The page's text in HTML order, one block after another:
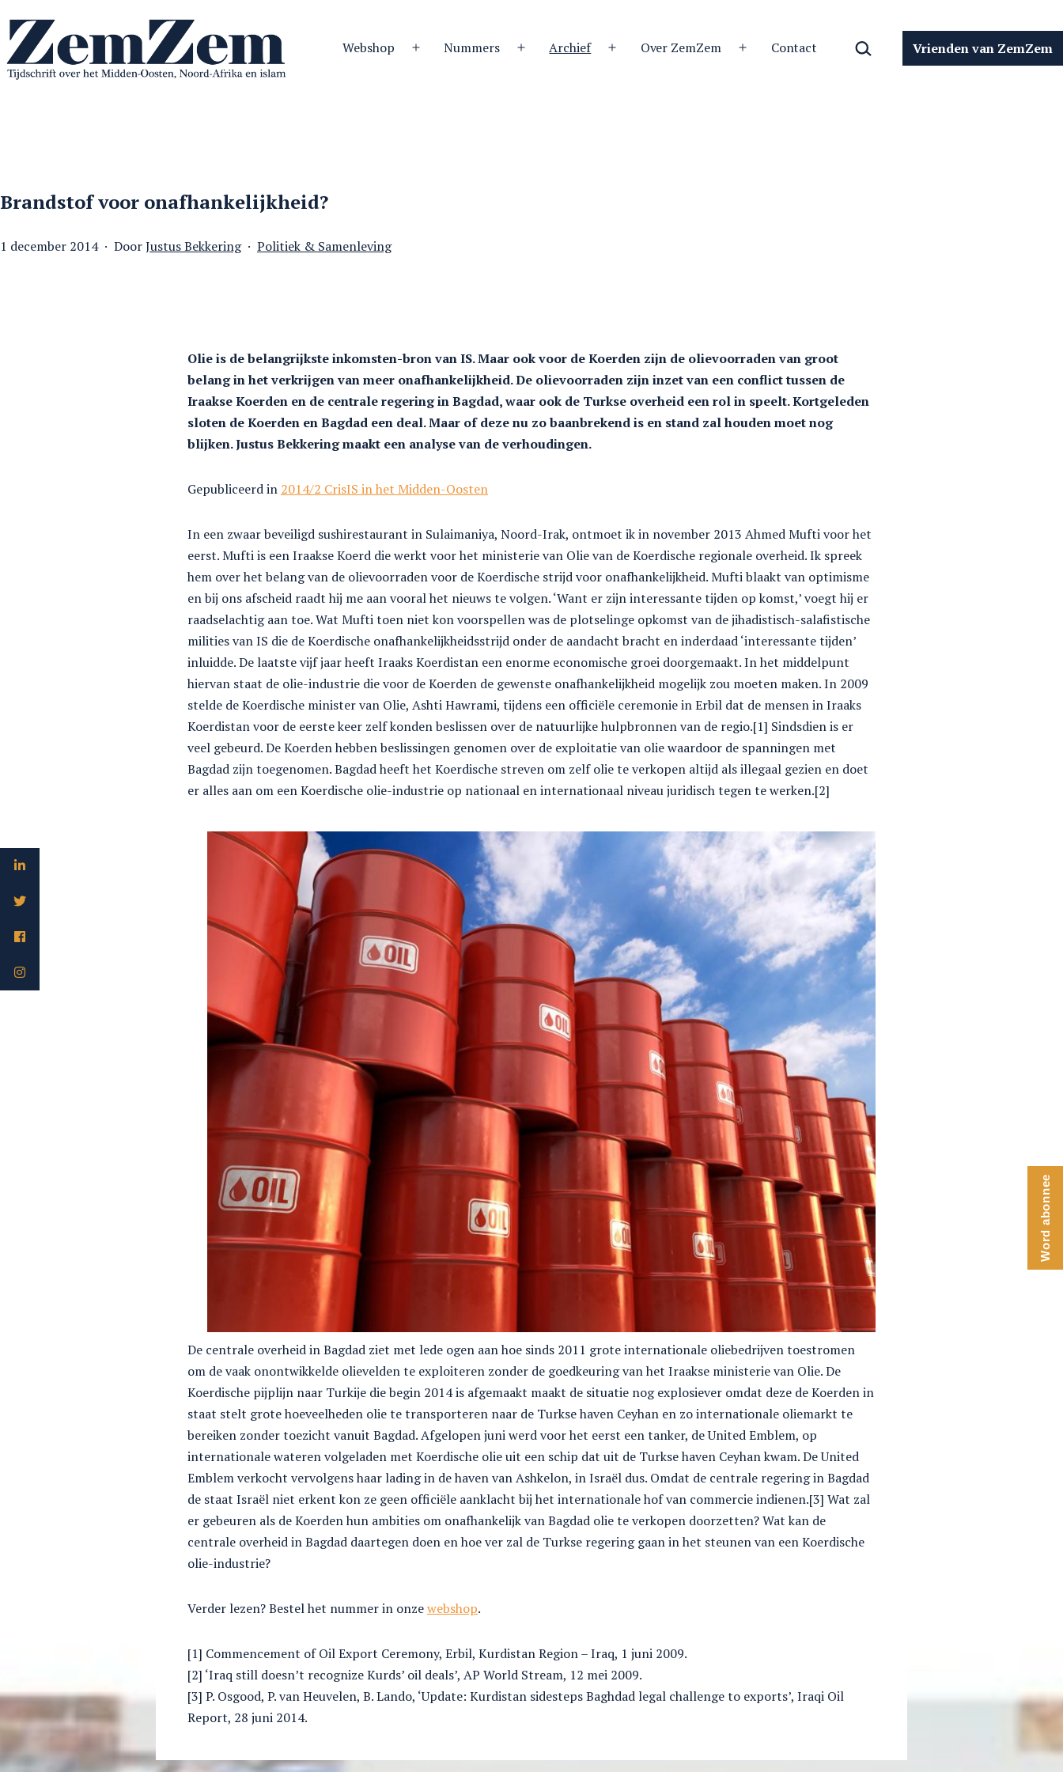
naar
de
inhoud
Webshop
Open
Nummers
Open
Archief
Open
Over ZemZem
Open
Contact Zoeken… Vrienden van ZemZem
Brandstof voor onafhankelijkheid?
Gepubliceerd
1 december 2014 DoorJustus Bekkering
Gecategoriseerd
Politiek & Samenleving
Olie is de belangrijkste inkomsten-bron van IS. Maar ook voor de Koerden zijn de olievoorraden van groot
belang in het verkrijgen van meer onafhankelijkheid. De olievoorraden zijn inzet van een conflict tussen de
Iraakse Koerden en de centrale regering in Bagdad, waar ook de Turkse overheid een rol in speelt. Kortgeleden
sloten de Koerden en Bagdad een deal. Maar of deze nu zo baanbrekend is en stand zal houden moet nog
blijken. Justus Bekkering maakt een analyse van de verhoudingen.
Gepubliceerd in 2014/2 CrisIS in het Midden-Oosten
In een zwaar beveiligd sushirestaurant in Sulaimaniya, Noord-Irak, ontmoet ik in november 2013 Ahmed Mufti voor het
eerst. Mufti is een Iraakse Koerd die werkt voor het ministerie van Olie van de Koerdische regionale overheid. Ik spreek
hem over het belang van de olievoorraden voor de Koerdische strijd voor onafhankelijkheid. Mufti blaakt van optimisme
en bij ons afscheid raadt hij me aan vooral het nieuws te volgen. ‘Want er zijn interessante tijden op komst,’ voegt hij er
raadselachtig aan toe. Wat Mufti toen niet kon voorspellen was de plotselinge opkomst van de jihadistisch-salafistische
milities van IS die de Koerdische onafhankelijkheidsstrijd onder de aandacht bracht en inderdaad ‘interessante tijden’
inluidde. De laatste vijf jaar heeft Iraaks Koerdistan een enorme economische groei doorgemaakt. In het middelpunt
hiervan staat de olie-industrie die voor de Koerden de gewenste onafhankelijkheid mogelijk zou moeten maken. In 2009
stelde de Koerdische minister van Olie, Ashti Hawrami, tijdens een officiële ceremonie in Erbil dat de mensen in Iraaks
Koerdistan voor de eerste keer zelf konden beslissen over de natuurlijke hulpbronnen van de regio.[1] Sindsdien is er
veel gebeurd. De Koerden hebben beslissingen genomen over de exploitatie van olie waardoor de spanningen met
Bagdad zijn toegenomen. Bagdad heeft het Koerdische streven om zelf olie te verkopen altijd als illegaal gezien en doet
er alles aan om een Koerdische olie-industrie op nationaal en internationaal niveau juridisch tegen te werken.[2]
De centrale overheid in Bagdad ziet met lede ogen aan hoe sinds 2011 grote internationale oliebedrijven toestromen
om de vaak onontwikkelde olievelden te exploiteren zonder de goedkeuring van het Iraakse ministerie van Olie. De
Koerdische pijplijn naar Turkije die begin 2014 is afgemaakt maakt de situatie nog explosiever omdat deze de Koerden in
staat stelt grote hoeveelheden olie te transporteren naar de Turkse haven Ceyhan en zo internationale oliemarkt te
bereiken zonder toezicht vanuit Bagdad. Afgelopen juni werd voor het eerst een tanker, de United Emblem, op
internationale wateren volgeladen met Koerdische olie uit een schip dat uit de Turkse haven Ceyhan kwam. De United
Emblem verkocht vervolgens haar lading in de haven van Ashkelon, in Israël dus. Omdat de centrale regering in Bagdad
de staat Israël niet erkent kon ze geen officiële aanklacht bij het internationale hof van commercie indienen.[3] Wat zal
er gebeuren als de Koerden hun ambities om onafhankelijk van Bagdad olie te verkopen doorzetten? Wat kan de
centrale overheid in Bagdad daartegen doen en hoe ver zal de Turkse regering gaan in het steunen van een Koerdische
olie-industrie?
Verder lezen? Bestel het nummer in onzewebshop.
[1] Commencement of Oil Export Ceremony, Erbil, Kurdistan Region – Iraq, 1 juni 2009.
[2] ‘Iraq still doesn’t recognize Kurds’ oil deals’, AP World Stream, 12 mei 2009.
[3] P. Osgood, P. van Heuvelen, B. Lando, ‘Update: Kurdistan sidesteps Baghdad legal challenge to exports’, Iraqi Oil
Report, 28 juni 2014.
Word abonnee